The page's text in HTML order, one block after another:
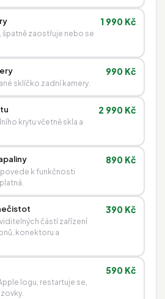
zaostřuje nebo se
1 990 Kč
sklíčko zadní kamery.
990 Kč
krytu včetně skla a
2 990 Kč
k funkčnosti
890 Kč
částí zařízení
konektoru a
390 Kč
logu, restartuje se,
590 Kč